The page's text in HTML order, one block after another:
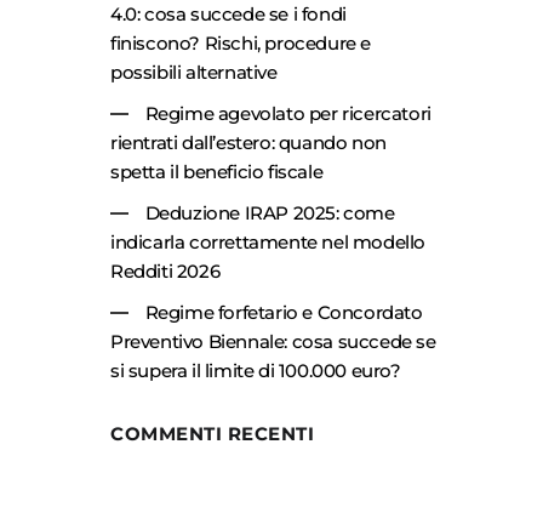
4.0: cosa succede se i fondi
finiscono? Rischi, procedure e
possibili alternative
Regime agevolato per ricercatori
rientrati dall’estero: quando non
spetta il beneficio fiscale
Deduzione IRAP 2025: come
indicarla correttamente nel modello
Redditi 2026
Regime forfetario e Concordato
Preventivo Biennale: cosa succede se
si supera il limite di 100.000 euro?
COMMENTI RECENTI